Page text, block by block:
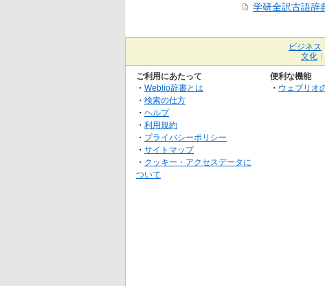
学研全訳古語辞
ビジネス
文化
ご利用にあたって
・ Weblio辞書とは
・ 検索の仕方
・ ヘルプ
・ 利用規約
・ プライバシーポリシー
・ サイトマップ
・ クッキー・アクセスデータに
ついて
便利な機能
・ ウェブリオ